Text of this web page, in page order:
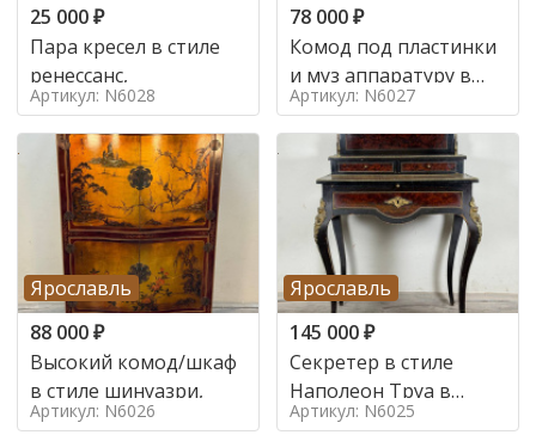
25 000₽
Пара кресел в стиле
ренессанс,
Артикул: N6028
78 000₽
Комод под пластинки
и муз аппаратуру в
стиле шинуазри,
Артикул: N6027
Ярославль
88 000₽
Высокий комод/шкаф
в стиле шинуазри,
Артикул: N6026
Ярославль
145 000₽
Секретер в стиле
Наполеон Труа в
стиле 19 век
Артикул: N6025